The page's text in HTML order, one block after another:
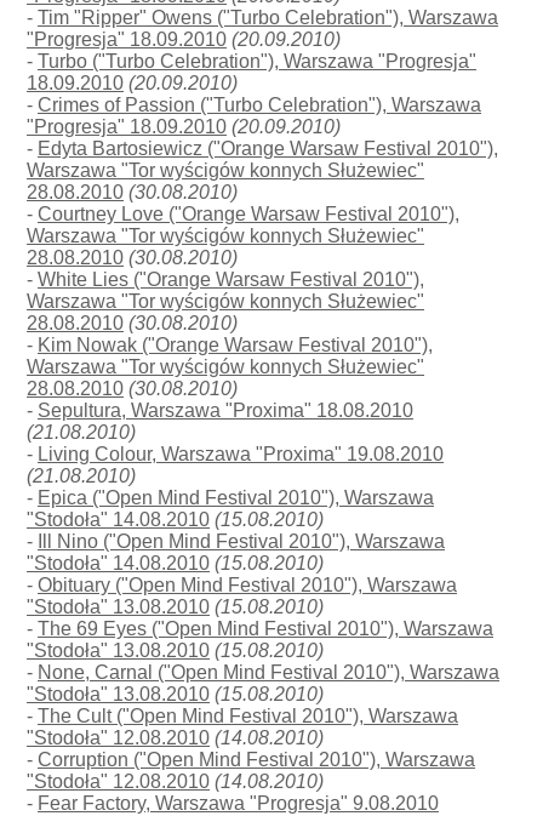
-Tim "Ripper" Owens ("Turbo Celebration"), Warszawa
"Progresja" 18.09.2010 (20.09.2010)
-Turbo ("Turbo Celebration"), Warszawa "Progresja"
18.09.2010 (20.09.2010)
-Crimes of Passion ("Turbo Celebration"), Warszawa
"Progresja" 18.09.2010 (20.09.2010)
- Edyta Bartosiewicz ("Orange Warsaw Festival 2010"),
Warszawa "Tor wyścigów konnych Służewiec"
28.08.2010 (30.08.2010)
-Courtney Love ("Orange Warsaw Festival 2010"),
Warszawa "Tor wyścigów konnych Służewiec"
28.08.2010 (30.08.2010)
-White Lies ("Orange Warsaw Festival 2010"),
Warszawa "Tor wyścigów konnych Służewiec"
28.08.2010 (30.08.2010)
- Kim Nowak ("Orange Warsaw Festival 2010"),
Warszawa "Tor wyścigów konnych Służewiec"
28.08.2010 (30.08.2010)
- Sepultura, Warszawa "Proxima" 18.08.2010
(21.08.2010)
- Living Colour, Warszawa "Proxima" 19.08.2010
(21.08.2010)
- Epica ("Open Mind Festival 2010"), Warszawa
"Stodoła" 14.08.2010 (15.08.2010)
-
Ill Nino ("Open Mind Festival 2010"), Warszawa
"Stodoła" 14.08.2010 (15.08.2010)
-Obituary ("Open Mind Festival 2010"), Warszawa
"Stodoła" 13.08.2010 (15.08.2010)
-The 69 Eyes ("Open Mind Festival 2010"), Warszawa
"Stodoła" 13.08.2010 (15.08.2010)
- None, Carnal ("Open Mind Festival 2010"), Warszawa
"Stodoła" 13.08.2010 (15.08.2010)
-The Cult ("Open Mind Festival 2010"), Warszawa
"Stodoła" 12.08.2010 (14.08.2010)
-Corruption ("Open Mind Festival 2010"), Warszawa
"Stodoła" 12.08.2010 (14.08.2010)
- Fear Factory, Warszawa "Progresja" 9.08.2010